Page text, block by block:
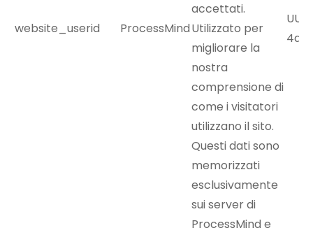
website_userid ProcessMind
accettati.
Utilizzato per
migliorare la
nostra
comprensione di
come i visitatori
utilizzano il sito.
Questi dati sono
memorizzati
esclusivamente
sui server di
ProcessMind e